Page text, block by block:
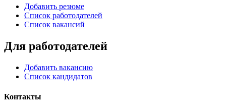
Добавить резюме
Список работодателей
Список вакансий
Для работодателей
Добавить вакансию
Список кандидатов
Контакты